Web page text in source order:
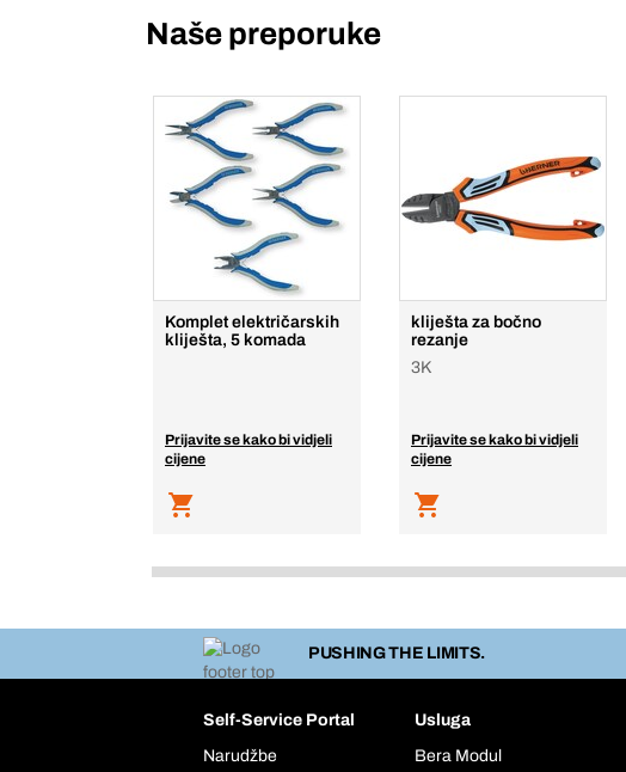
Naše preporuke
Komplet električarskih
kliješta, 5 komada
Prijavite se kako bi vidjeli
cijene
kliješta za bočno
rezanje
3K
Prijavite se kako bi vidjeli
cijene
PUSHING THE LIMITS.
Self-Service Portal
Narudžbe
Usluga
Bera Modul